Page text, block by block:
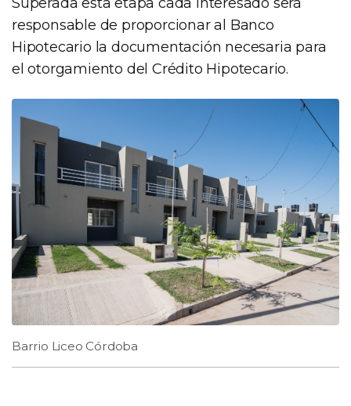
responsable de proporcionar al Banco
Hipotecario la documentación necesaria para
el otorgamiento del Crédito Hipotecario.
Barrio Liceo Córdoba